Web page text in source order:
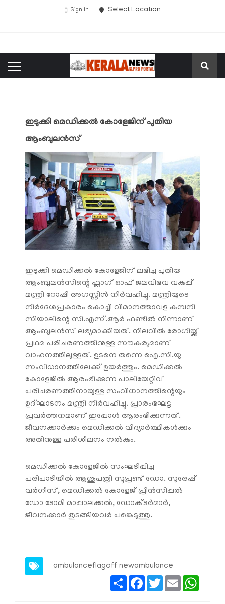
Sign In Select Location
ഇടുക്കി മെഡിക്കൽ കോളേജിന് പുതിയ
ആംബുലൻസ്
ഇടുക്കി മെഡിക്കൽ കോളേജിന് ലഭിച്ച പുതിയ
ആംബുലൻസിന്റെ ഫ്ലാഗ് ഓഫ് ജലവിഭവ വകുപ്പ്
മന്ത്രി റോഷി അഗസ്റ്റിൻ നിർവഹിച്ചു. മന്ത്രിയുടെ
നിർദേശപ്രകാരം കൊച്ചി വിമാനത്താവള കമ്പനി
സിയാലിന്റെ സി.എസ്.ആർ ഫണ്ടിൽ നിന്നാണ്
ആംബുലൻസ് ലഭ്യമാക്കിയത്. നിലവിൽ രോഗിയ്ക്ക്
പ്രഥമ പരിചരണത്തിനുള്ള സൗകര്യമാണ്
വാഹനത്തിലുള്ളത്. ഉടനെ തന്നെ ഐ.സി.യു
സംവിധാനത്തിലേക്ക് ഉയർത്തും. മെഡിക്കൽ
കോളേജിൽ ആരംഭിക്കുന്ന പാലിയേറ്റിവ്
പരിചരണത്തിനായുള്ള സംവിധാനത്തിന്റെയും
ഉദ്ഘാടനം മന്ത്രി നിർവഹിച്ചു. പ്രാരംഭഘട്ട
പ്രവർത്തനമാണ് ഇപ്പോൾ ആരംഭിക്കുന്നത്.
ജീവനക്കാർക്കും മെഡിക്കൽ വിദ്യാർത്ഥികൾക്കും
അതിനുള്ള പരിശീലനം നൽകും.
മെഡിക്കൽ കോളേജിൽ സംഘടിപ്പിച്ച
പരിപാടിയിൽ ആശുപത്രി സൂപ്രണ്ട് ഡോ. സുരേഷ്
വർഗീസ്, മെഡിക്കൽ കോളേജ് പ്രിൻസിപ്പൽ
ഡോ ടോമി മാപ്പാലക്കൽ, ഡോക്ടർമാർ,
ജീവനക്കാർ തുടങ്ങിയവർ പങ്കെടുത്തു.
ambulanceflagoff newambulance
ShareFacebook
TwitterEmail